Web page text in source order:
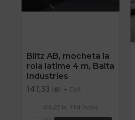
Blitz AB, mocheta la
rola latime 4 m, Balta
Industries
147,33 lei + TVA
178,27 lei TVA inclus